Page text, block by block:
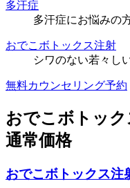
多汗症
多汗症にお悩みの
おでこボトックス注射
シワのない若々し
無料カウンセリング予約
おでこボトッ
通常価格
おでこボトックス注